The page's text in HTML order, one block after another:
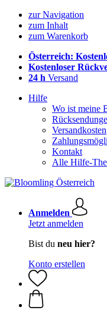
zur Navigation
zum Inhalt
zum Warenkorb
Österreich:
Kostenloser
24 h Versand
Hilfe
Wo ist meine
Versandkosten
Kontakt
Alle Hilfe-
Anmelden
Jetzt anmelden
Bist du neu hier?
Konto erstellen